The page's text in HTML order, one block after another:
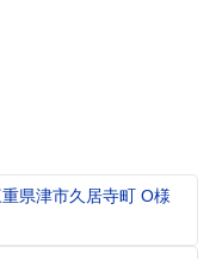
県津市久居寺町 O様